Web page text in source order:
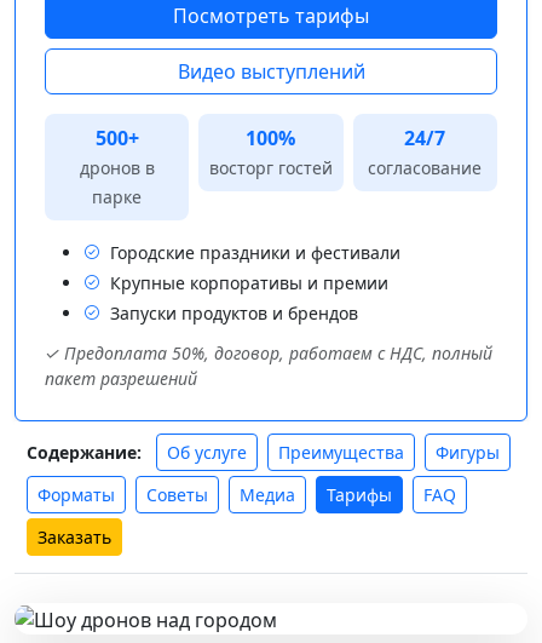
Посмотреть тарифы
Видео выступлений
500+
дронов в
парке
100%
восторг гостей
24/7
согласование
Городские праздники и фестивали
Крупные корпоративы и премии
Запуски продуктов и брендов
✓ Предоплата 50%, договор, работаем с НДС, полный
пакет разрешений
Содержание: Об услуге Преимущества
Фигуры
Форматы
Советы Медиа Тарифы
FAQ
Заказать